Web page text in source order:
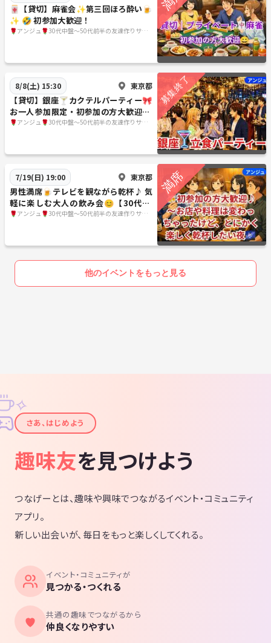
🀄【貸切】麻雀会✨️第三回ほろ酔い🍺
✨ 🤣 初参加大歓迎！
🌹アンジュ🌹30代中盤～50代前半の友達作りサー
8/8(土) 15:30 東京都
【貸切】銀座🍸カクテルパーティー🎀
お一人参加限定・初参加の方大歓迎😀
30代中盤～40代の方限定
🌹アンジュ🌹30代中盤～50代前半の友達作りサー
7/19(日) 19:00 東京都
男性満席🍺テレビを観ながら乾杯♪ 気
軽に楽しむ大人の飲み会😊【30代40
代】
🌹アンジュ🌹30代中盤～50代前半の友達作りサー
他のイベントをもっと見る
✦
✧
さあ、はじめよう
趣味友を見つけよう
つなげーとは、趣味や興味でつながるイベント・コミュニティ
アプリ。
新しい出会いが、毎日をもっと楽しくしてくれる。
イベント・コミュニティが
見つかる・つくれる
共通の趣味でつながるから
仲良くなりやすい